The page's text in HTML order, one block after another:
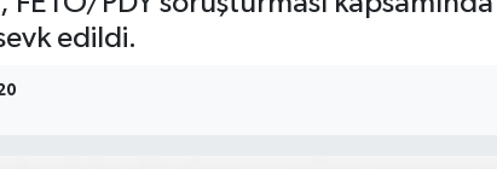
edildi.